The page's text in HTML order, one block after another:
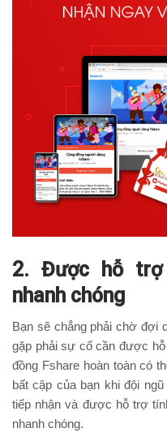
2. Được hỗ trợ
nhanh chóng
Bạn sẽ chẳng phải chờ đợi
gặp phải sự cố cần được
đồng Fshare hoàn toàn có
bất cập của bạn khi đội
tiếp nhận và được hỗ trợ
nhanh chóng.